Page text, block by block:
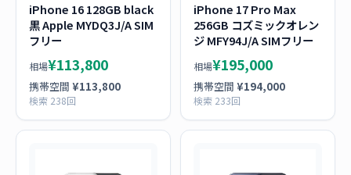
iPhone 16 128GB black
黒 Apple MYDQ3J/A SIM
フリー
相場¥113,800
携帯空間 ¥113,800
検索 238回
iPhone 17 Pro Max
256GB コズミックオレン
ジ MFY94J/A SIMフリー
相場¥195,000
携帯空間 ¥194,000
検索 233回